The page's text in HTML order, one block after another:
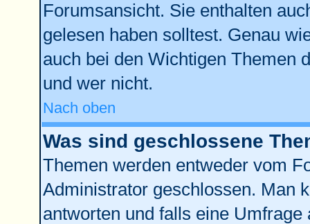
Forumsansicht. Sie enthalten
gelesen haben solltest. Genau
auch bei den Wichtigen Themen
und wer nicht.
Nach oben
Was sind geschlossene
Themen werden entweder vom
Administrator geschlossen. Man
antworten und falls eine